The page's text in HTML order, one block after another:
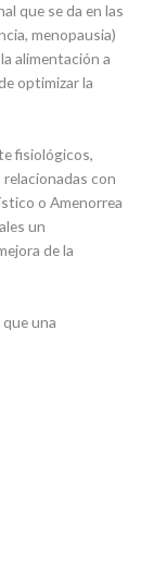
que se da en las
menopausia)
alimentación a
optimizar la
fisiológicos,
con
o Amenorrea
un
de la
una